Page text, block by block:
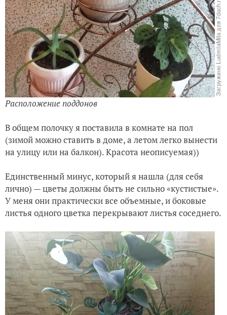
Расположение поддонов
В общем полочку я поставила в комнате на пол
(зимой можно ставить в доме, а летом легко вынести
на улицу или на балкон). Красота неописуемая))
Единственный минус, который я нашла (для себя
лично) — цветы должны быть не сильно «кустистые».
У меня они практически все объемные, и боковые
листья одного цветка перекрывают листья соседнего.